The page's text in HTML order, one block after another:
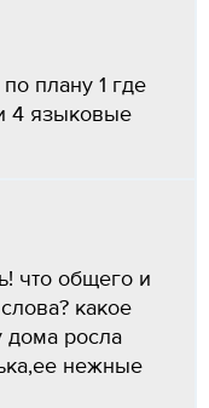
плану 1 где
4 языковые
что общего и
какое
росла
нежные